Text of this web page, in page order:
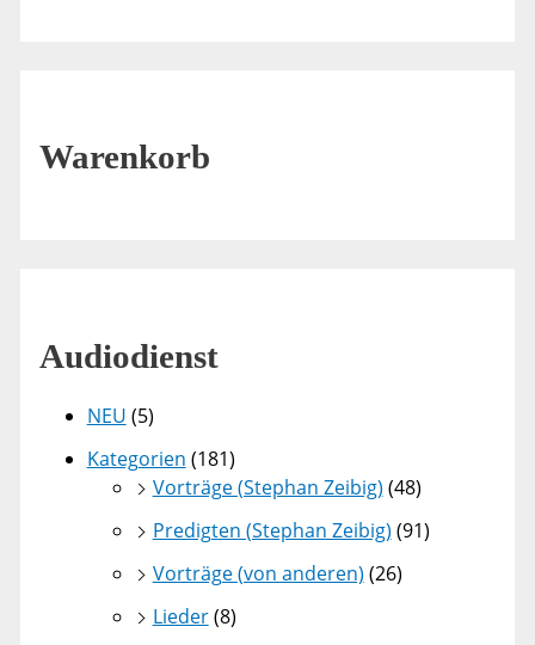
Warenkorb
Audiodienst
NEU (5)
Kategorien (181)
Vorträge (Stephan Zeibig) (48)
Predigten (Stephan Zeibig) (91)
Vorträge (von anderen) (26)
Lieder(8)